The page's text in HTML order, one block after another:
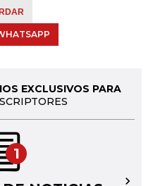
EXCLUSIVOS PARA
1